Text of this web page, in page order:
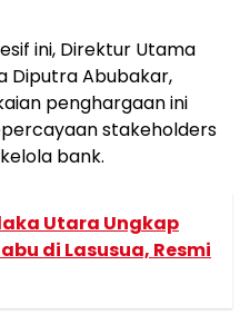
ini, Direktur Utama
Diputra Abubakar,
penghargaan ini
stakeholders
bank.
Utara Ungkap
di Lasusua, Resmi